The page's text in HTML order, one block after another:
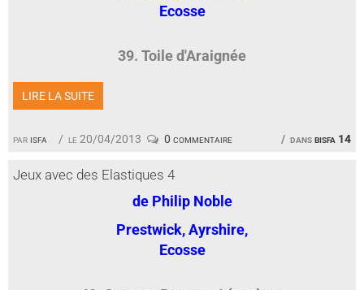
par isfa le 20/04/2013 dansbisfa 14
0 commentaire
Ecosse
39. Toile d'Araignée
LIRE LA SUITE
Jeux avec des Elastiques 4
de Philip Noble
Prestwick, Ayrshire,
Ecosse